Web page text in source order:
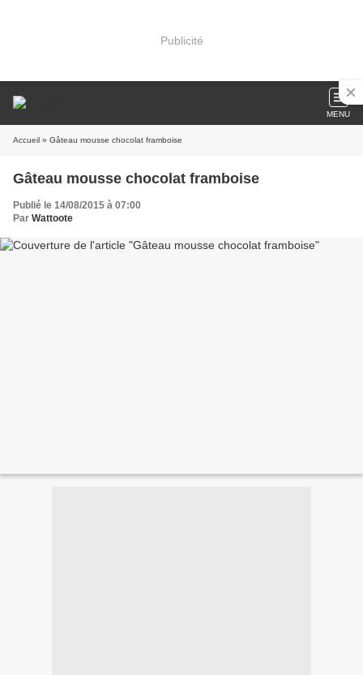
Publicité
MENU
Accueil » Gâteau mousse chocolat framboise
Gâteau mousse chocolat framboise
Publié le 14/08/2015 à 07:00
Par Wattoote